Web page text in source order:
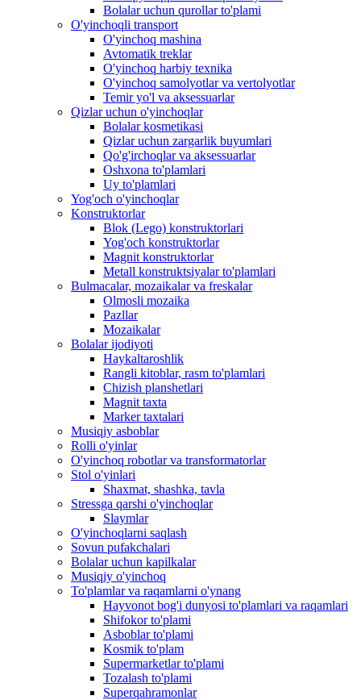
Bolalar uchun qurollar to'plami
O'yinchoqli transport
O'yinchoq mashina
Avtomatik treklar
O'yinchoq harbiy texnika
O'yinchoq samolyotlar va vertolyotlar
Temir yo'l va aksessuarlar
Qizlar uchun o'yinchoqlar
Bolalar kosmetikasi
Qizlar uchun zargarlik buyumlari
Qo'g'irchoqlar va aksessuarlar
Oshxona to'plamlari
Uy to'plamlari
Yog'och o'yinchoqlar
Konstruktorlar
Blok (Lego) konstruktorlari
Yog'och konstruktorlar
Magnit konstruktorlar
Metall konstruktsiyalar to'plamlari
Bulmacalar, mozaikalar va freskalar
Olmosli mozaika
Pazllar
Mozaikalar
Bolalar ijodiyoti
Haykaltaroshlik
Rangli kitoblar, rasm to'plamlari
Chizish planshetlari
Magnit taxta
Marker taxtalari
Musiqiy asboblar
Rolli o'yinlar
O'yinchoq robotlar va transformatorlar
Stol o'yinlari
Shaxmat, shashka, tavla
Stressga qarshi o'yinchoqlar
Slaymlar
O'yinchoqlarni saqlash
Sovun pufakchalari
Bolalar uchun kapilkalar
Musiqiy o'yinchoq
To'plamlar va raqamlarni o'ynang
Hayvonot bog'i dunyosi to'plamlari va raqamlari
Shifokor to'plami
Asboblar to'plami
Kosmik to'plam
Supermarketlar to'plami
Tozalash to'plami
Superqahramonlar